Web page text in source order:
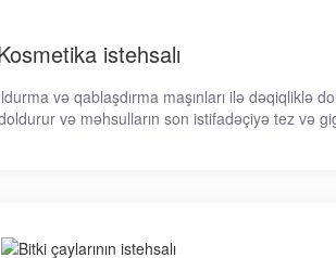
istehsalı
və qablaşdırma maşınları ilə dəqiqliklə
və məhsulların son istifadəçiyə tez və